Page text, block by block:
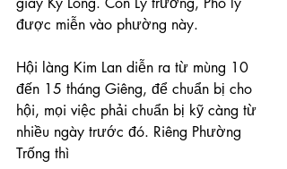
được miễn vào phường này.
Hội làng Kim Lan diễn ra từ mùng 10
đến 15 tháng Giêng, để chuẩn bị cho
hội, mọi việc phải chuẩn bị kỹ càng từ
nhiều ngày trước đó. Riêng Phường
Trống thì